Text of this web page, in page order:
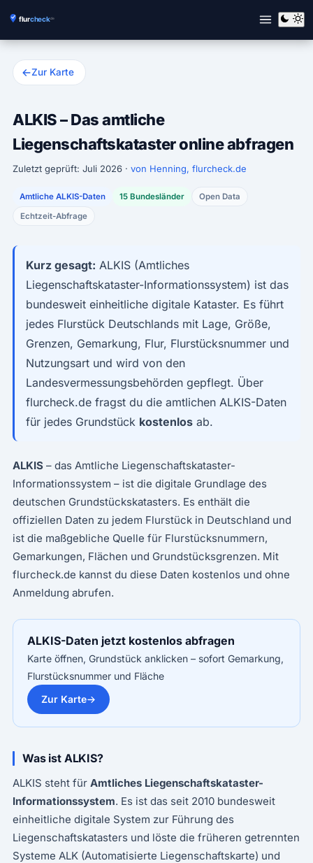
Zur Karte
ALKIS – Das amtliche
Liegenschaftskataster online abfragen
Zuletzt geprüft: Juli 2026 · von Henning, flurcheck.de
Amtliche ALKIS-Daten 15 Bundesländer
Open Data
Echtzeit-Abfrage
Kurz gesagt: ALKIS (Amtliches
Liegenschaftskataster-Informationssystem) ist das
bundesweit einheitliche digitale Kataster. Es führt
jedes Flurstück Deutschlands mit Lage, Größe,
Grenzen, Gemarkung, Flur, Flurstücksnummer und
Nutzungsart und wird von den
Landesvermessungsbehörden gepflegt. Über
flurcheck.de fragst du die amtlichen ALKIS-Daten
für jedes Grundstück kostenlos ab.
ALKIS – das Amtliche Liegenschaftskataster-
Informationssystem – ist die digitale Grundlage des
deutschen Grundstückskatasters. Es enthält die
offiziellen Daten zu jedem Flurstück in Deutschland und
ist die maßgebliche Quelle für Flurstücksnummern,
Gemarkungen, Flächen und Grundstücksgrenzen. Mit
flurcheck.de kannst du diese Daten kostenlos und ohne
Anmeldung abrufen.
ALKIS-Daten jetzt kostenlos abfragen
Karte öffnen, Grundstück anklicken – sofort Gemarkung,
Flurstücksnummer und Fläche
Zur Karte
Was ist ALKIS?
ALKIS steht für Amtliches Liegenschaftskataster-
Informationssystem. Es ist das seit 2010 bundesweit
einheitliche digitale System zur Führung des
Liegenschaftskatasters und löste die früheren getrennten
Systeme ALK (Automatisierte Liegenschaftskarte) und